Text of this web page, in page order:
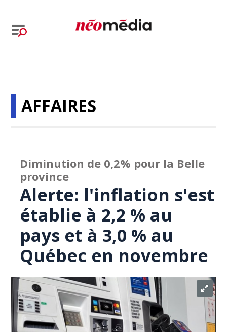
AFFAIRES
Diminution de 0,2% pour la Belle
province
Alerte: l'inflation s'est
établie à 2,2 % au
pays et à 3,0 % au
Québec en novembre